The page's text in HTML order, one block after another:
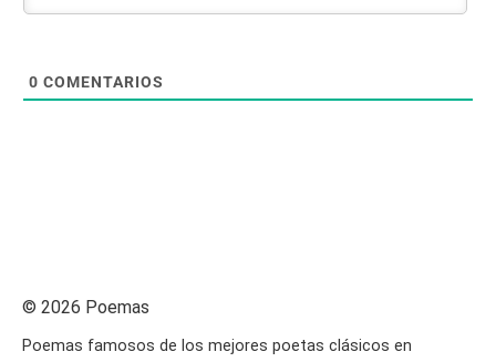
0 COMENTARIOS
© 2026 Poemas
Poemas famosos de los mejores poetas clásicos en